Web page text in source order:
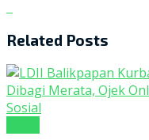
Related Posts